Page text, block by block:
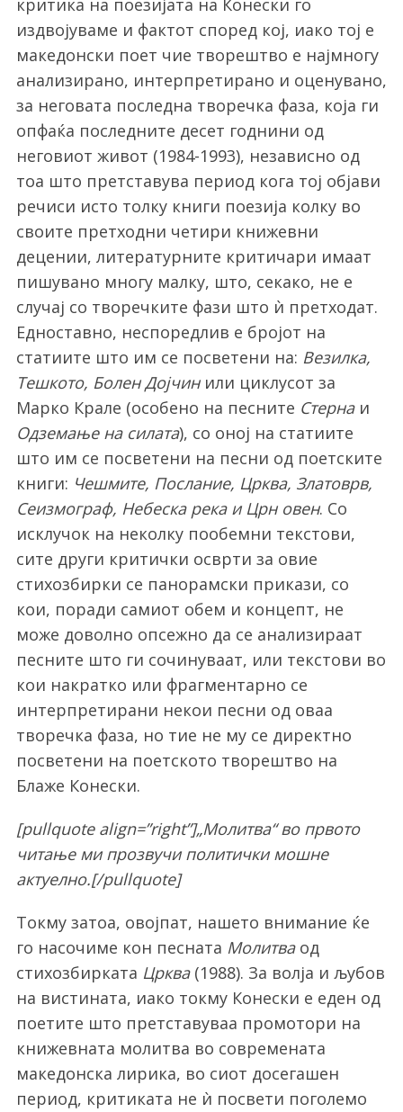
критика на поезијата на Конески го
издвојуваме и фактот според кој, иако тој е
македонски поет чие творештво е најмногу
анализирано, интерпретирано и оценувано,
за неговата последна творечка фаза, која ги
опфаќа последните десет годнини од
неговиот живот (1984-1993), независно од
тоа што претставува период кога тој објави
речиси исто толку книги поезија колку во
своите претходни четири книжевни
децении, литературните критичари имаат
пишувано многу малку, што, секако, не е
случај со творечките фази што ѝ претходат.
Едноставно, неспоредлив е бројот на
статиите што им се посветени на: Везилка,
Тешкото, Болен Дојчинили циклусот за
Марко Крале (особено на песните Стернаи
Одземање на силата), со оној на статиите
што им се посветени на песни од поетските
книги: Чешмите, Послание, Црква, Златоврв,
Сеизмограф, Небеска река и Црн овен. Со
исклучок на неколку пообемни текстови,
сите други критички осврти за овие
стихозбирки се панорамски прикази, со
кои, поради самиот обем и концепт, не
може доволно опсежно да се анализираат
песните што ги сочинуваат, или текстови во
кои накратко или фрагментарно се
интерпретирани некои песни од оваа
творечка фаза, но тие не му се директно
посветени на поетското творештво на
Блаже Конески.
[pullquote align=”right”]„Молитва“ во првото
читање ми прозвучи политички мошне
актуелно.[/pullquote]
Токму затоа, овојпат, нашето внимание ќе
го насочиме кон песната Молитваод
стихозбирката Црква(1988). За волја и љубов
на вистината, иако токму Конески е еден од
поетите што претставуваа промотори на
книжевната молитва во современата
македонска лирика, во сиот досегашен
период, критиката не ѝ посвети поголемо